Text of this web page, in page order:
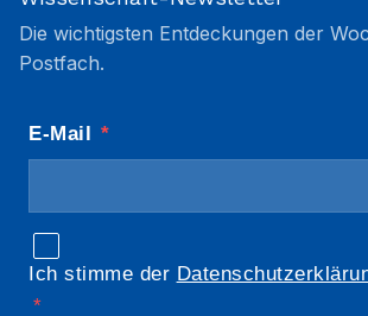
Die wichtigsten Entdeckungen der
Postfach.